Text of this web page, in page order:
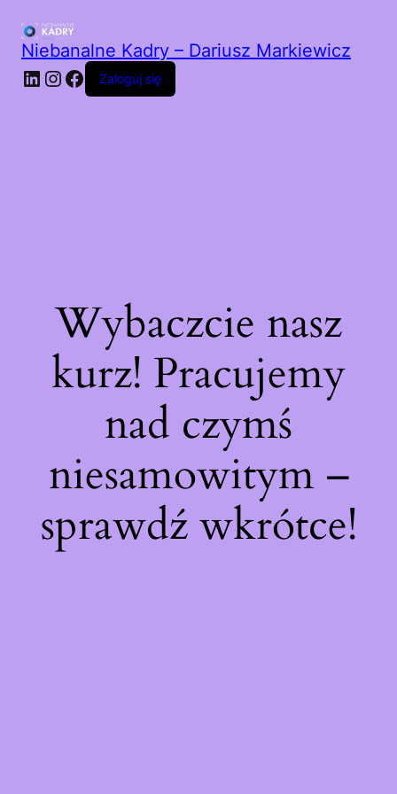
Niebanalne Kadry – Dariusz Markiewicz
LinkedIn
Instagram
Facebook
Zaloguj się
Wybaczcie nasz
kurz! Pracujemy
nad czymś
niesamowitym –
sprawdź wkrótce!